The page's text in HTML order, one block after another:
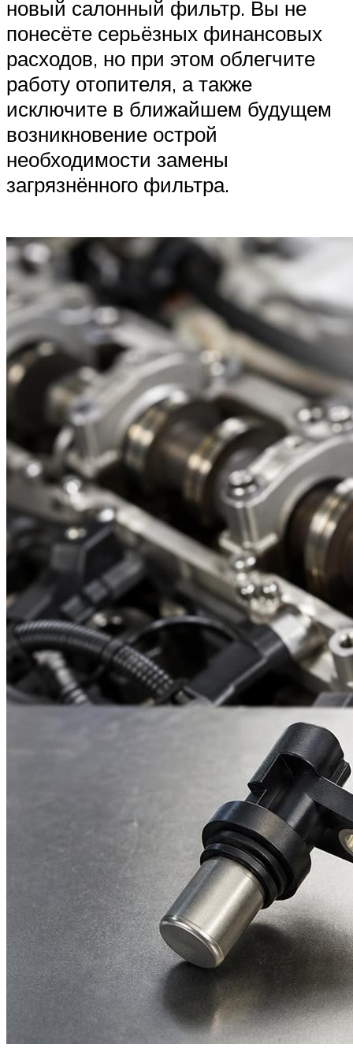
новый салонный фильтр. Вы не
понесёте серьёзных финансовых
расходов, но при этом облегчите
работу отопителя, а также
исключите в ближайшем будущем
возникновение острой
необходимости замены
загрязнённого фильтра.